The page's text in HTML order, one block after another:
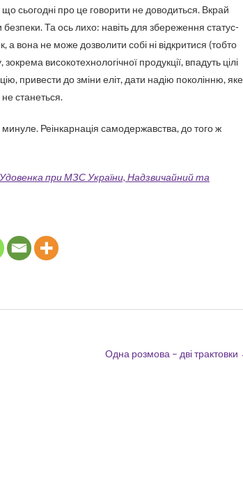
сьогодні про це говорити не доводиться. Вкрай
Та ось лихо: навіть для збереження статус-
вона не може дозволити собі ні відкритися (тобто
високотехнологічної продукції, впадуть цілі
привести до зміни еліт, дати надію поколінню, яке
станеться.
Реінкарнація самодержавства, до того ж
при МЗС України, Надзвичайний та
Одна розмова – дві трактовки